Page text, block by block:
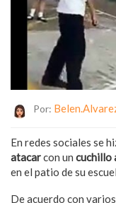
Por:
En redes sociales se
atacarcon un cuchillo
en el patio de su
De acuerdo con